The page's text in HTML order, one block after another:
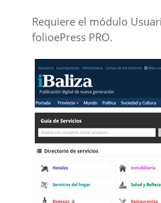
Requiere el módulo
folioePress PRO.